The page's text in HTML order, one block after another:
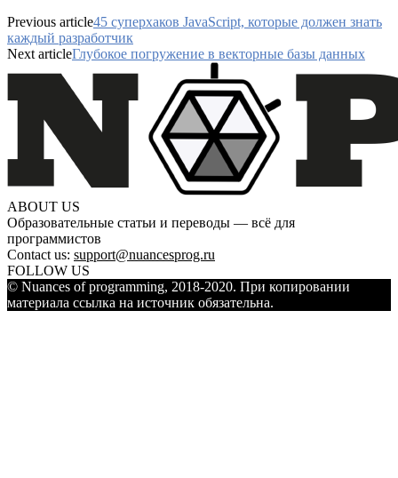
Previous article45 суперхаков JavaScript, которые должен знать
каждый разработчик
Next articleГлубокое погружение в векторные базы данных
ABOUT US
Образовательные статьи и переводы — всё для
программистов
Contact us: support@nuancesprog.ru
FOLLOW US
© Nuances of programming, 2018-2020. При копировании
материала ссылка на источник обязательна.